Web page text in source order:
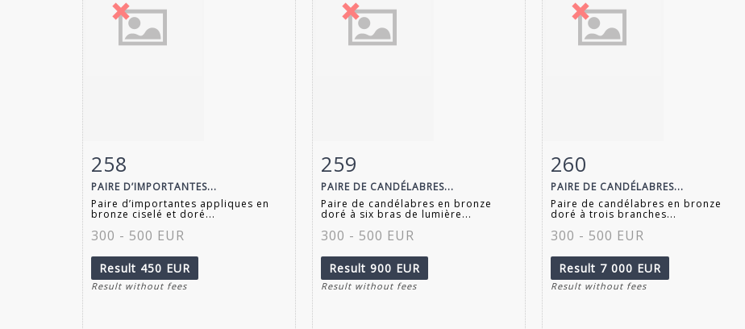
Item detail
258
PAIRE D’IMPORTANTES...
Paire d’importantes appliques en
bronze ciselé et doré...
300 - 500 EUR
Result 450 EUR
Result without fees
Item detail
259
PAIRE DE CANDÉLABRES...
Paire de candélabres en bronze
doré à six bras de lumière...
300 - 500 EUR
Result 900 EUR
Result without fees
Item detail
260
PAIRE DE CANDÉLABRES...
Paire de candélabres en bronze
doré à trois branches...
300 - 500 EUR
Result 7 000 EUR
Result without fees